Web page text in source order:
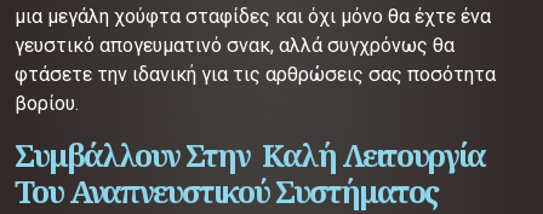
μια μεγάλη χούφτα σταφίδες και όχι μόνο θα έχτε ένα
γευστικό απογευματινό σνακ, αλλά συγχρόνως θα
φτάσετε την ιδανική για τις αρθρώσεις σας ποσότητα
βορίου.
Συμβάλλουν Στην Καλή Λειτουργία
Του Αναπνευστικού Συστήματος